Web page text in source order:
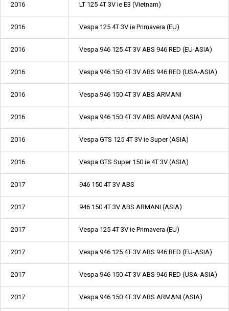
2016 LT 125 4T 3V ie E3 (Vietnam)
2016 Vespa 125 4T 3V ie Primavera (EU)
2016 Vespa 946 125 4T 3V ABS 946 RED (EU-ASIA)
2016 Vespa 946 150 4T 3V ABS 946 RED (USA-ASIA)
2016 Vespa 946 150 4T 3V ABS ARMANI
2016 Vespa 946 150 4T 3V ABS ARMANI (ASIA)
2016 Vespa GTS 125 4T 3V ie Super (ASIA)
2016 Vespa GTS Super 150 ie 4T 3V (ASIA)
2017 946 150 4T 3V ABS
2017 946 150 4T 3V ABS ARMANI (ASIA)
2017 Vespa 125 4T 3V ie Primavera (EU)
2017 Vespa 946 125 4T 3V ABS 946 RED (EU-ASIA)
2017 Vespa 946 150 4T 3V ABS 946 RED (USA-ASIA)
2017 Vespa 946 150 4T 3V ABS ARMANI (ASIA)